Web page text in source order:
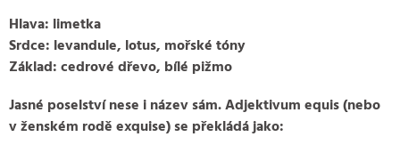
Hlava: limetka
Srdce: levandule, lotus, mořské tóny
Základ: cedrové dřevo, bílé pižmo
Jasné poselství nese i název sám. Adjektivum equis (nebo
v ženském rodě exquise) se překládá jako: